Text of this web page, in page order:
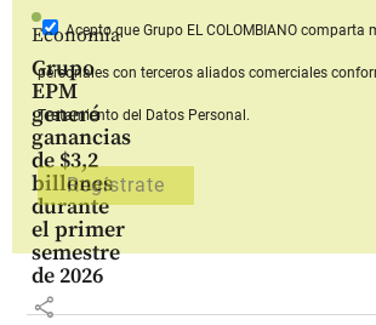
Economía
Grupo
EPM
generó
ganancias
de $3,2
billones
durante
el primer
semestre
de 2026
share
Acepto que Grupo EL COLOMBIANOcomparta
personales con terceros aliados comerciales
Tratamiento del Datos Personal.